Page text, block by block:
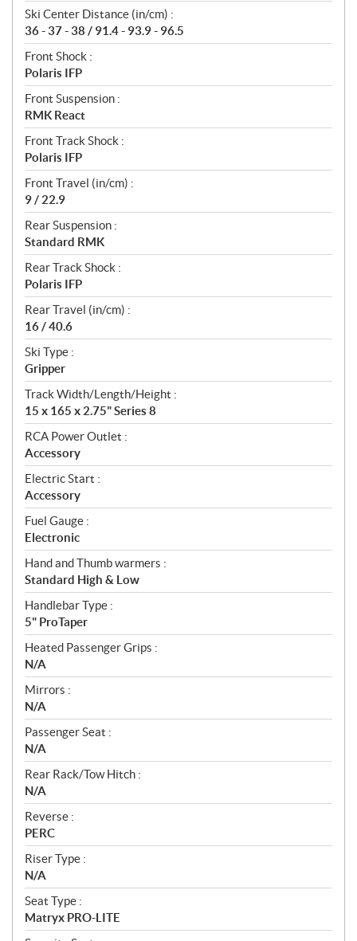
Ski Center Distance (in/cm) :
36 - 37 - 38 / 91.4 - 93.9 - 96.5
Front Shock :
Polaris IFP
Front Suspension :
RMK React
Front Track Shock :
Polaris IFP
Front Travel (in/cm) :
9 / 22.9
Rear Suspension :
Standard RMK
Rear Track Shock :
Polaris IFP
Rear Travel (in/cm) :
16 / 40.6
Ski Type :
Gripper
Track Width/Length/Height :
15 x 165 x 2.75" Series 8
RCA Power Outlet :
Accessory
Electric Start :
Accessory
Fuel Gauge :
Electronic
Hand and Thumb warmers :
Standard High & Low
Handlebar Type :
5" ProTaper
Heated Passenger Grips :
N/A
Mirrors :
N/A
Passenger Seat :
N/A
Rear Rack/Tow Hitch :
N/A
Reverse :
PERC
Riser Type :
N/A
Seat Type :
Matryx PRO-LITE